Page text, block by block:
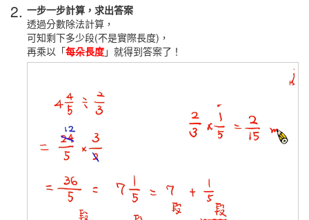
2. 一步一步計算，求出答案
透過分數除法計算，
可知剩下多少段(不是實際長度)，
再乘以「每朵長度」就得到答案了！